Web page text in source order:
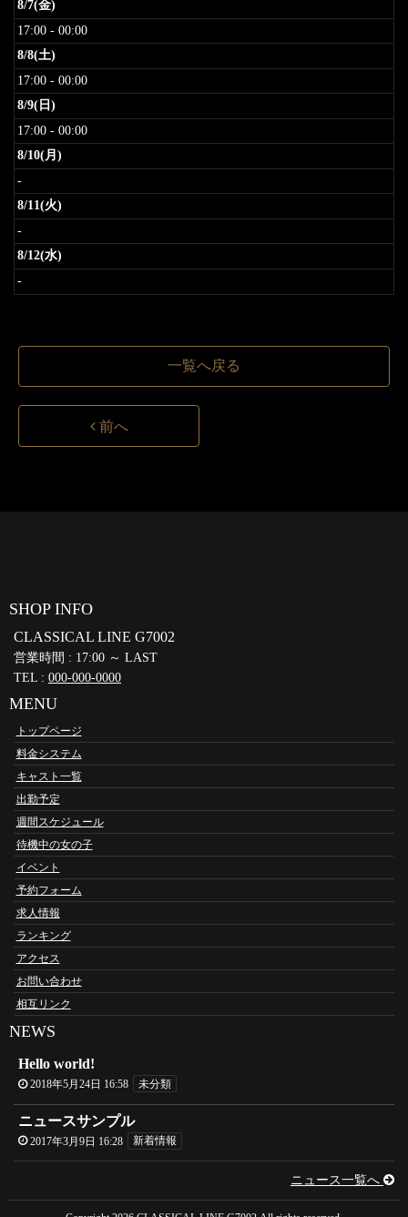
8/7(金)
17:00 - 00:00
8/8(土)
17:00 - 00:00
8/9(日)
17:00 - 00:00
8/10(月)
-
8/11(火)
-
8/12(水)
-
前へ
一覧へ戻る
SHOP INFO
CLASSICAL LINE G7002
営業時間 : 17:00 ～ LAST
TEL : 000-000-0000
MENU
トップページ
料金システム
キャスト一覧
出勤予定
週間スケジュール
待機中の女の子
イベント
予約フォーム
求人情報
ランキング
アクセス
お問い合わせ
相互リンク
NEWS
Hello world!
2018年5月24日 16:58 未分類
ニュースサンプル
2017年3月9日 16:28 新着情報
ニュース一覧へ